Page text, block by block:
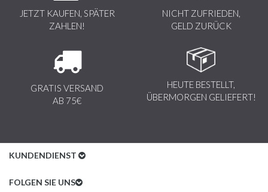
JETZT KAUFEN, SPÄTER
ZAHLEN!
NICHT ZUFRIEDEN,
GELD ZURÜCK
GRATIS VERSAND
AB 75€
HEUTE BESTELLT,
ÜBERMORGEN GELIEFERT!
KUNDENDIENST
Kundenservice
FOLGEN SIE UNS